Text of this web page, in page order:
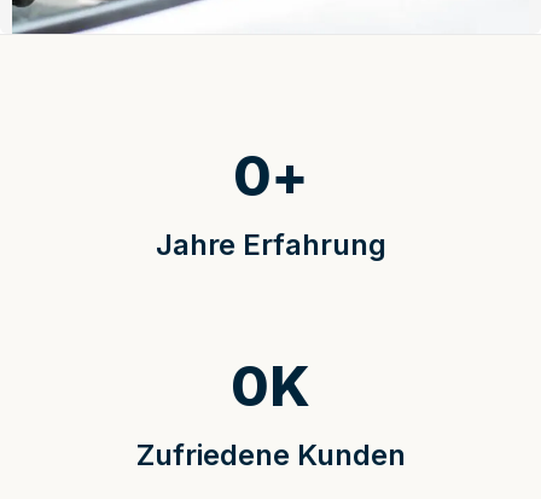
Jahre Erfahrung
0+
Zufriedene Kunden
0K